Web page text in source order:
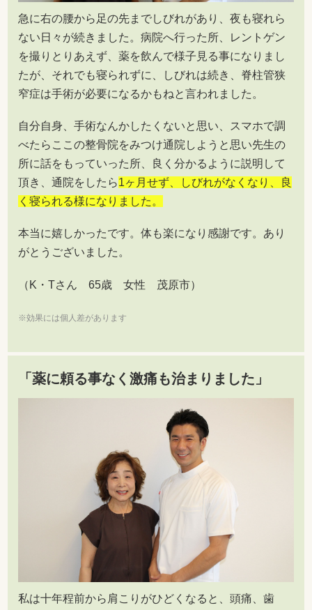
急に右の腰から足の先までしびれがあり、夜も寝れら
ない日々が続きました。病院へ行った所、レントゲン
を撮りとりあえず、薬を飲んで様子見る事になりまし
たが、それでも寝られずに、しびれは続き、脊柱管狭
窄症は手術が必要になるかもねと言われました。
自分自身、手術なんかしたくないと思い、スマホで調
べたらここの整骨院をみつけ通院しようと思い先生の
所に話をもっていった所、良く分かるように説明して
頂き、通院をしたら1ヶ月せず、しびれがなくなり、良
く寝られる様になりました。
本当に嬉しかったです。体も楽になり感謝です。あり
がとうございました。
（K・Tさん 65歳 女性 茂原市）
※効果には個人差があります
「薬に頼る事なく激痛も治まりました」
私は十年程前から肩こりがひどくなると、頭痛、歯